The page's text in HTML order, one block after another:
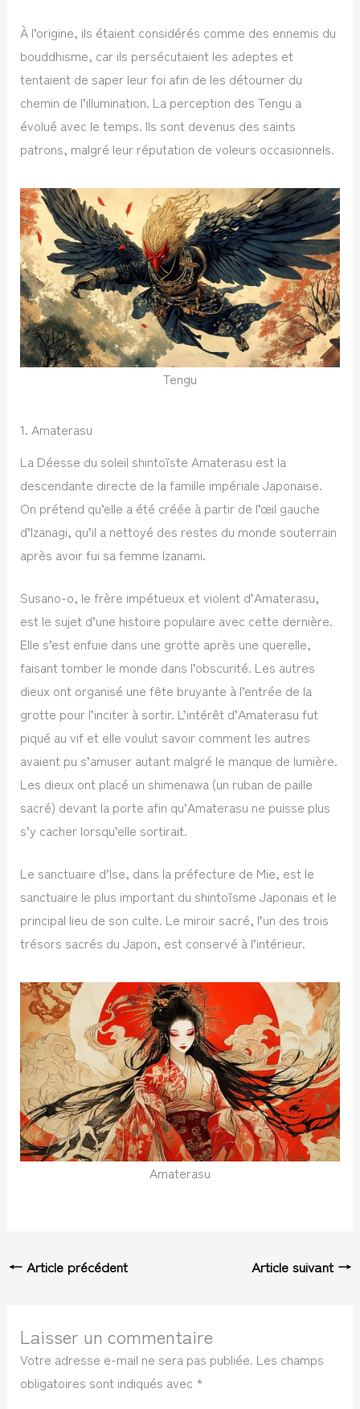
À l’origine, ils étaient considérés comme des ennemis du
bouddhisme, car ils persécutaient les adeptes et
tentaient de saper leur foi afin de les détourner du
chemin de l’illumination. La perception des Tengu a
évolué avec le temps. Ils sont devenus des saints
patrons, malgré leur réputation de voleurs occasionnels.
Tengu
1. Amaterasu
La Déesse du soleil shintoïste Amaterasu est la
descendante directe de la famille impériale Japonaise.
On prétend qu’elle a été créée à partir de l’œil gauche
d’Izanagi, qu’il a nettoyé des restes du monde souterrain
après avoir fui sa femme Izanami.
Susano-o, le frère impétueux et violent d’Amaterasu,
est le sujet d’une histoire populaire avec cette dernière.
Elle s’est enfuie dans une grotte après une querelle,
faisant tomber le monde dans l’obscurité. Les autres
dieux ont organisé une fête bruyante à l’entrée de la
grotte pour l’inciter à sortir. L’intérêt d’Amaterasu fut
piqué au vif et elle voulut savoir comment les autres
avaient pu s’amuser autant malgré le manque de lumière.
Les dieux ont placé un shimenawa (un ruban de paille
sacré) devant la porte afin qu’Amaterasu ne puisse plus
s’y cacher lorsqu’elle sortirait.
Le sanctuaire d’Ise, dans la préfecture de Mie, est le
sanctuaire le plus important du shintoïsme Japonais et le
principal lieu de son culte. Le miroir sacré, l’un des trois
trésors sacrés du Japon, est conservé à l’intérieur.
Amaterasu
←Article précédent Article suivant →
Laisser un commentaire
Votre adresse e-mail ne sera pas publiée. Les champs
obligatoires sont indiqués avec *